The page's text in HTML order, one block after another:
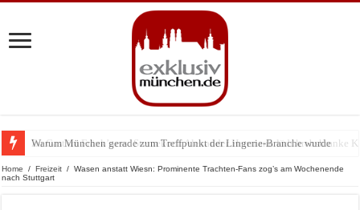
Warum München gerade zum Treffpunkt der Lingerie-Branche wurde
Home / Freizeit / Wasen anstatt Wiesn: Prominente Trachten-Fans zog’s am Wochenende
nach Stuttgart